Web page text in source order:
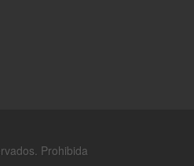
Prohibida